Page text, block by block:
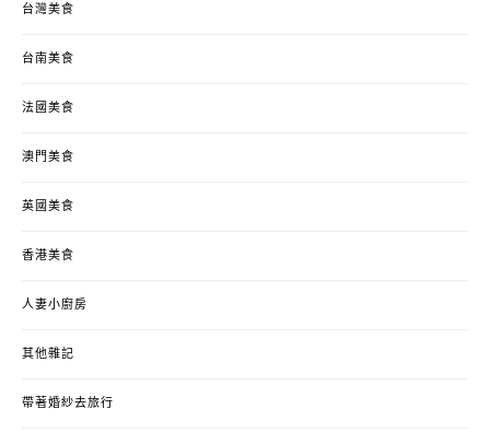
台灣美食
台南美食
法國美食
澳門美食
英國美食
香港美食
人妻小廚房
其他雜記
帶著婚紗去旅行